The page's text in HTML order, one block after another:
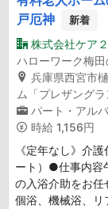
戸厄神
新着
株式会社ケア２
ハローワーク梅田
兵庫県西宮市
ム「プレザングラ
パート・アル
時給 1,156円
《定年なし》介
ート）●仕事内容
の入浴介助をお任
個浴、機械浴、